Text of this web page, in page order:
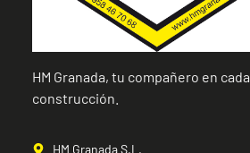
HM Granada, tu compañero en cada
construcción.
HM Granada S.L.